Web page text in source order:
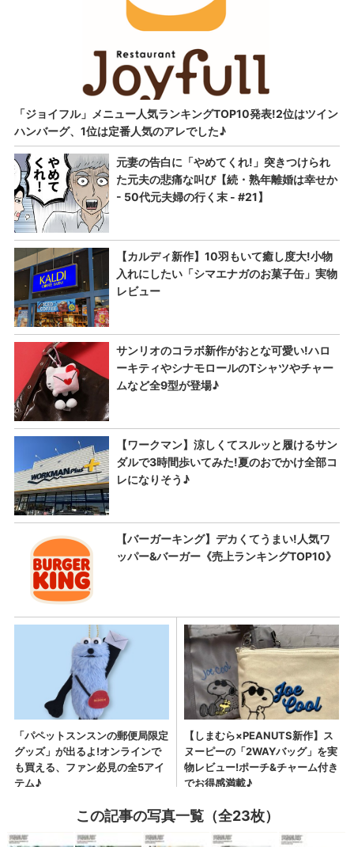
この記事の写真一覧（全23枚）